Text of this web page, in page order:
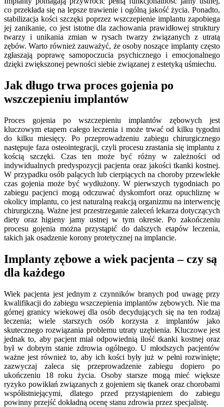
co przekłada się na lepsze trawienie i ogólną jakość życia. Ponadto,
stabilizacja kości szczęki poprzez wszczepienie implantu zapobiega
jej zanikanie, co jest istotne dla zachowania prawidłowej struktury
twarzy i unikania zmian w rysach twarzy związanych z utratą
zębów. Warto również zauważyć, że osoby noszące implanty często
zgłaszają poprawę samopoczucia psychicznego i emocjonalnego
dzięki zwiększonej pewności siebie związanej z estetyką uśmiechu.
Jak długo trwa proces gojenia po
wszczepieniu implantów
Proces gojenia po wszczepieniu implantów zębowych jest
kluczowym etapem całego leczenia i może trwać od kilku tygodni
do kilku miesięcy. Po przeprowadzeniu zabiegu chirurgicznego
następuje faza osteointegracji, czyli procesu zrastania się implantu z
kością szczęki. Czas ten może być różny w zależności od
indywidualnych predyspozycji pacjenta oraz jakości tkanki kostnej.
W przypadku osób palących lub cierpiących na choroby przewlekłe
czas gojenia może być wydłużony. W pierwszych tygodniach po
zabiegu pacjenci mogą odczuwać dyskomfort oraz opuchliznę w
okolicy implantu, co jest naturalną reakcją organizmu na interwencję
chirurgiczną. Ważne jest przestrzeganie zaleceń lekarza dotyczących
diety oraz higieny jamy ustnej w tym okresie. Po zakończeniu
procesu gojenia można przystąpić do dalszych etapów leczenia,
takich jak osadzenie korony protetycznej na implancie.
Implanty zębowe a wiek pacjenta – czy są
dla każdego
Wiek pacjenta jest jednym z czynników branych pod uwagę przy
kwalifikacji do zabiegu wszczepienia implantów zębowych. Nie ma
górnej granicy wiekowej dla osób decydujących się na ten rodzaj
leczenia; wiele starszych osób korzysta z implantów jako
skutecznego rozwiązania problemu utraty uzębienia. Kluczowe jest
jednak to, aby pacjent miał odpowiednią ilość tkanki kostnej oraz
był w dobrym stanie zdrowia ogólnego. U młodszych pacjentów
ważne jest również to, aby ich kości były już w pełni rozwinięte;
zazwyczaj zaleca się przeprowadzenie zabiegu dopiero po
ukończeniu 18 roku życia. Osoby starsze mogą mieć większe
ryzyko powikłań związanych z gojeniem się tkanek oraz chorobami
współistniejącymi, dlatego przed przystąpieniem do zabiegu
powinny przejść dokładną ocenę stanu zdrowia przez specjalistę.